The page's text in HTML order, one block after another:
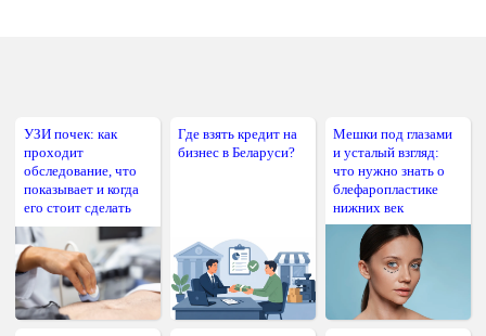
УЗИ почек: как
проходит
обследование, что
показывает и когда
его стоит сделать
Где взять кредит на
бизнес в Беларуси?
Мешки под глазами
и усталый взгляд:
что нужно знать о
блефаропластике
нижних век